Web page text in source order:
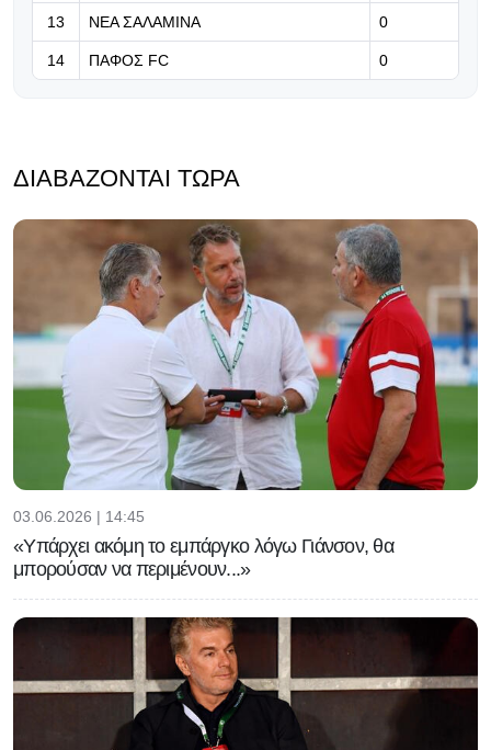
13 ΝΕΑ ΣΑΛΑΜΙΝΑ 0
14 ΠΑΦΟΣ FC 0
ΔΙΑΒΆΖΟΝΤΑΙ ΤΏΡΑ
03.06.2026 | 14:45
«Υπάρχει ακόμη το εμπάργκο λόγω Γιάνσον, θα
μπορούσαν να περιμένουν...»